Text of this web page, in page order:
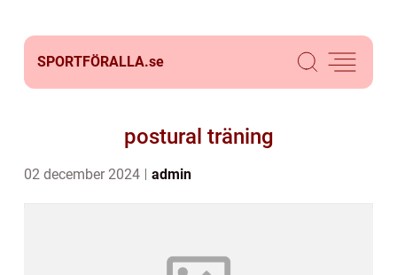
SPORTFÖRALLA.se
postural träning
02 december 2024 admin